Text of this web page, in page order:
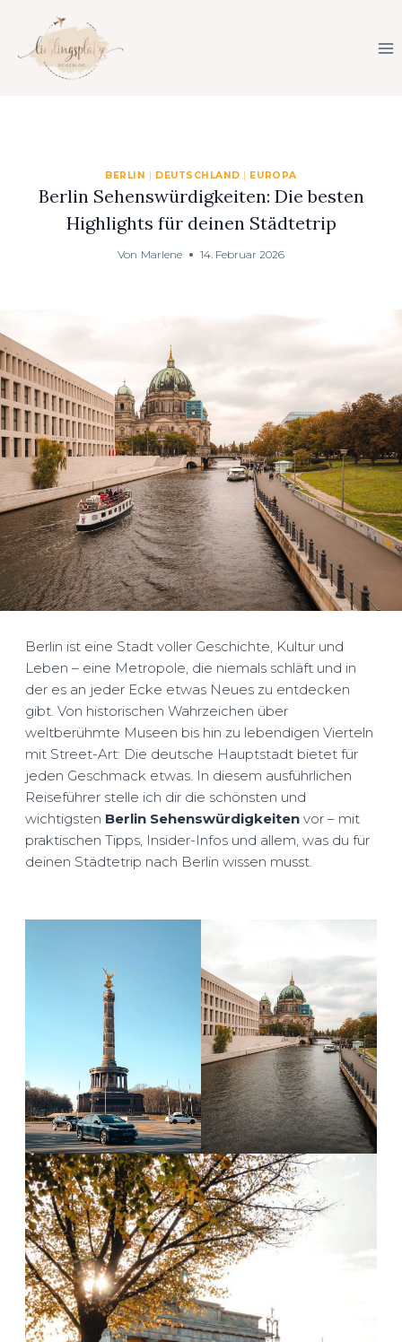
springen
BERLIN | DEUTSCHLAND | EUROPA
Berlin Sehenswürdigkeiten: Die besten
Highlights für deinen Städtetrip
Von Marlene 14. Februar 2026
Berlin ist eine Stadt voller Geschichte, Kultur und
Leben – eine Metropole, die niemals schläft und in
der es an jeder Ecke etwas Neues zu entdecken
gibt. Von historischen Wahrzeichen über
weltberühmte Museen bis hin zu lebendigen Vierteln
mit Street-Art: Die deutsche Hauptstadt bietet für
jeden Geschmack etwas. In diesem ausführlichen
Reiseführer stelle ich dir die schönsten und
wichtigsten Berlin Sehenswürdigkeitenvor – mit
praktischen Tipps, Insider-Infos und allem, was du für
deinen Städtetrip nach Berlin wissen musst.